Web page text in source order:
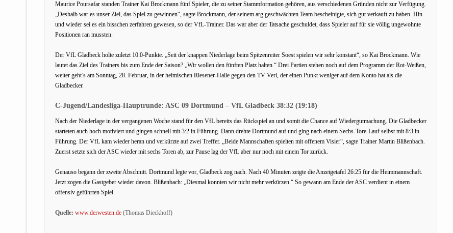
Maurice Poursafar standen Trainer Kai Brockmann fünf Spieler, die zu seiner Stammformation gehören, aus verschiedenen Gründen nicht zur Verfügung.
„Deshalb war es unser Ziel, das Spiel zu gewinnen“, sagte Brockmann, der seinem arg geschwächten Team bescheinigte, sich gut verkauft zu haben. Hin
und wieder sei es ein bisschen zerfahren gewesen, so der VfL-Trainer. Das war aber der Tatsache geschuldet, dass Spieler auf für sie völlig ungewohnte
Positionen ran mussten.
Der VfL Gladbeck holte zuletzt 10:0-Punkte. „Seit der knappen Niederlage beim Spitzenreiter Soest spielen wir sehr konstant“, so Kai Brockmann. Wie
lautet das Ziel des Trainers bis zum Ende der Saison? „Wir wollen den fünften Platz halten.“ Drei Partien stehen noch auf dem Programm der Rot-Weißen,
weiter geht’s am Sonntag, 28. Februar, in der heimischen Riesener-Halle gegen den TV Verl, der einen Punkt weniger auf dem Konto hat als die
Gladbecker.
C-Jugend/Landesliga-Hauptrunde: ASC 09 Dortmund – VfL Gladbeck 38:32 (19:18)
Nach der Niederlage in der vergangenen Woche stand für den VfL bereits das Rückspiel an und somit die Chance auf Wiedergutmachung. Die Gladbecker
starteten auch hoch motiviert und gingen schnell mit 3:2 in Führung. Dann drehte Dortmund auf und ging nach einem Sechs-Tore-Lauf selbst mit 8:3 in
Führung. Der VfL kam wieder heran und verkürzte auf zwei Treffer. „Beide Mannschaften spielten mit offenem Visier“, sagte Trainer Martin Blißenbach.
Zuerst setzte sich der ASC wieder mit sechs Toren ab, zur Pause lag der VfL aber nur noch mit einem Tor zurück.
Genauso begann der zweite Abschnitt. Dortmund legte vor, Gladbeck zog nach. Nach 40 Minuten zeigte die Anzeigetafel 26:25 für die Heimmannschaft.
Jetzt zogen die Gastgeber wieder davon. Blißenbach: „Diesmal konnten wir nicht mehr verkürzen.“ So gewann am Ende der ASC verdient in einem
offensiv geführten Spiel.
Quelle: www.derwesten.de (Thomas Dieckhoff)